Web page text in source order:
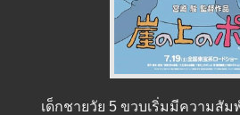
เด็กชายวัย 5 ขวบเริ่มมีความสัม